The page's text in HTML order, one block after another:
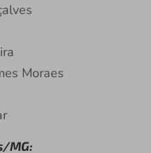
Moraes
MG: